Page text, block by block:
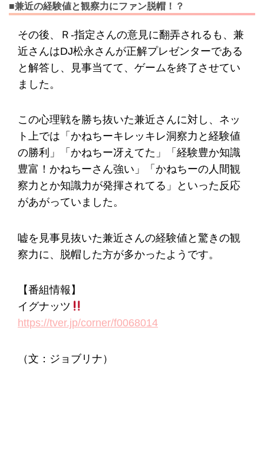
■兼近の経験値と観察力にファン脱帽！？
その後、Ｒ-指定さんの意見に翻弄されるも、兼
近さんはDJ松永さんが正解プレゼンターである
と解答し、見事当てて、ゲームを終了させてい
ました。
この心理戦を勝ち抜いた兼近さんに対し、ネッ
ト上では「かねちーキレッキレ洞察力と経験値
の勝利」「かねちー冴えてた」「経験豊か知識
豊富！かねちーさん強い」「かねちーの人間観
察力とか知識力が発揮されてる」といった反応
があがっていました。
嘘を見事見抜いた兼近さんの経験値と驚きの観
察力に、脱帽した方が多かったようです。
【番組情報】
イグナッツ
https://tver.jp/corner/f0068014
（文：ジョブリナ）